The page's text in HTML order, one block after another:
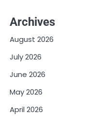
Archives
August 2026
July 2026
June 2026
May 2026
April 2026